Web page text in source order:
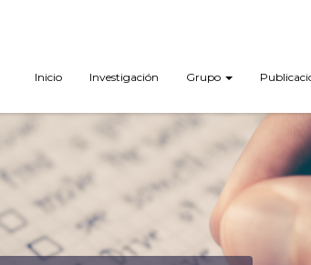
Inicio Investigación Grupo